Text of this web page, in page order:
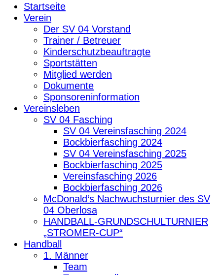
Startseite
Verein
Der SV 04 Vorstand
Trainer / Betreuer
Kinderschutzbeauftragte
Sportstätten
Mitglied werden
Dokumente
Sponsoreninformation
Vereinsleben
SV 04 Fasching
SV 04 Vereinsfasching 2024
Bockbierfasching 2024
SV 04 Vereinsfasching 2025
Bockbierfasching 2025
Vereinsfasching 2026
Bockbierfasching 2026
McDonald‘s Nachwuchsturnier des SV
04 Oberlosa
HANDBALL-GRUNDSCHULTURNIER
„STROMER-CUP“
Handball
1. Männer
Team